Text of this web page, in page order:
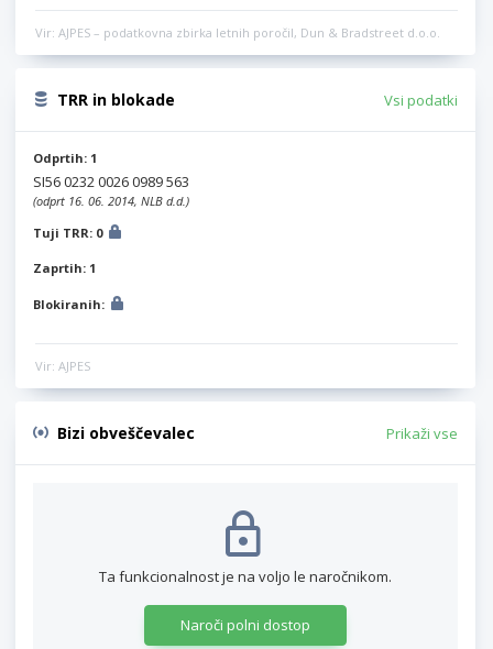
Vir: AJPES – podatkovna zbirka letnih poročil, Dun & Bradstreet d.o.o.
TRR in blokade Vsi podatki
Odprtih: 1
SI56 0232 0026 0989 563
(odprt 16. 06. 2014, NLB d.d.)
Tuji TRR: 0
Zaprtih: 1
Blokiranih:
Vir: AJPES
Bizi obveščevalec Prikaži vse
Ta funkcionalnost je na voljo le naročnikom.
Naroči polni dostop